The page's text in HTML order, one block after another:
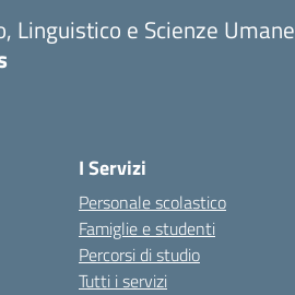
Linguistico e Scienze Umane
I Servizi
Personale scolastico
Famiglie e studenti
Percorsi di studio
Tutti i servizi